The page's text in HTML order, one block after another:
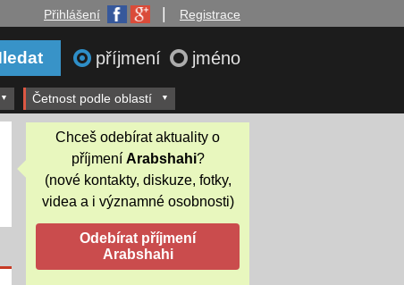
Přihlášení Registrace
příjmení jméno
Četnost podle oblastí
Chceš odebírat aktuality o
příjmení Arabshahi?
(nové kontakty, diskuze, fotky,
videa a i významné osobnosti)